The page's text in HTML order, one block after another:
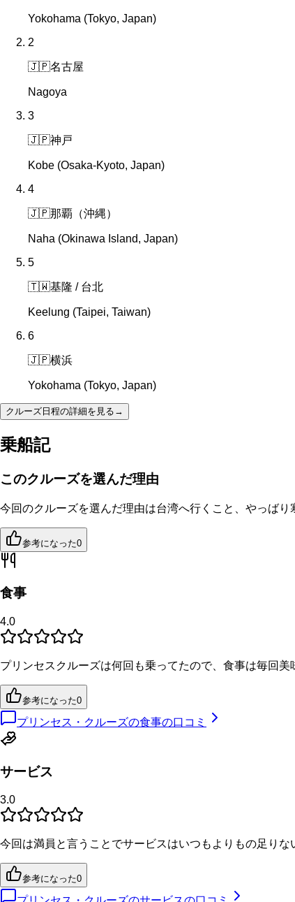
Yokohama (Tokyo, Japan)
2
🇯🇵名古屋
Nagoya
3
🇯🇵神戸
Kobe (Osaka-Kyoto, Japan)
4
🇯🇵那覇（沖縄）
Naha (Okinawa Island, Japan)
5
🇹🇼基隆 / 台北
Keelung (Taipei, Taiwan)
6
🇯🇵横浜
Yokohama (Tokyo, Japan)
クルーズ日程の詳細を見る →
乗船記
このクルーズを選んだ理由
今回のクルーズを選んだ理由は台湾へ行くこと、やっばり
参考になった0
食事
4.0
プリンセスクルーズは何回も乗ってたので、食事は毎回
参考になった0
プリンセス・クルーズの食事の口コミ
サービス
3.0
今回は満員と言うことでサービスはいつもよりもの足りな
参考になった0